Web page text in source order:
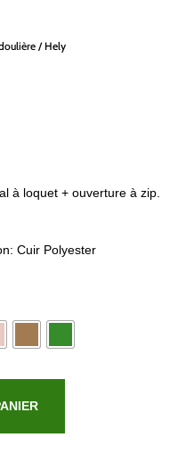
/ Hely
à loquet + ouverture à zip.
Cuir Polyester